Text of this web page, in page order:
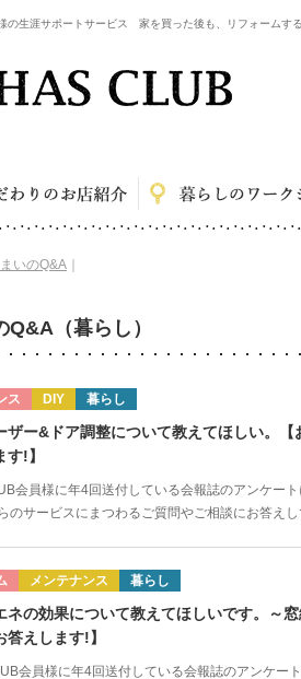
の生涯サポートサービス 家を買った後も、リフォームす
いのQ&A
Q&A（暮らし）
ス DIY 暮らし
ザー&ドア調整について教えてほしい。【
!】
会員様に年4回送付している会報誌のアンケート
のサービスにまつわるご質問やご相談にお答え
メンテナンス 暮らし
ネの効果について教えてほしいです。～
答えします!】
会員様に年4回送付している会報誌のアンケー